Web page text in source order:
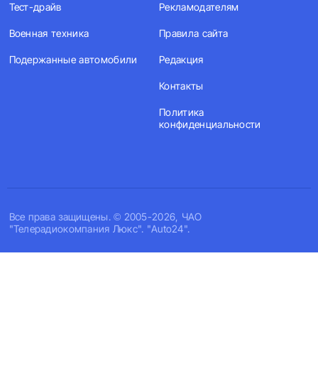
Все права защищены. © 2005-2026, ЧАО
"Телерадиокомпания Люкс". "Auto24".
Тест-драйв
Военная техника
Подержанные автомобили
Рекламодателям
Правила сайта
Редакция
Контакты
Политика
конфиденциальности